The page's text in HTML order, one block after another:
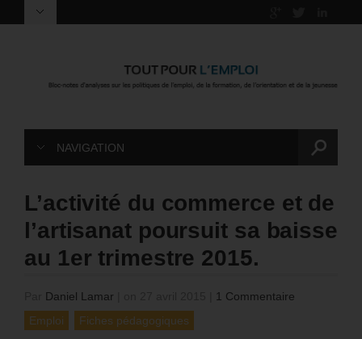
NAVIGATION
L’activité du commerce et de
l’artisanat poursuit sa baisse
au 1er trimestre 2015.
Daniel Lamar
1 Commentaire
Emploi
Fiches pédagogiques